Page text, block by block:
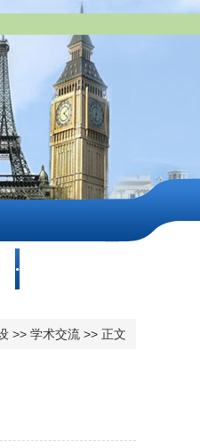
>> 学术交流 >> 正文